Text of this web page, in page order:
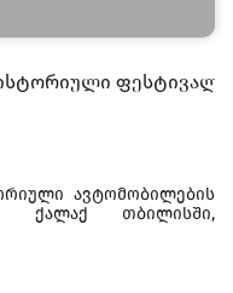
ფესტივალი
ავტომობილების
ქალაქ თბილისში,